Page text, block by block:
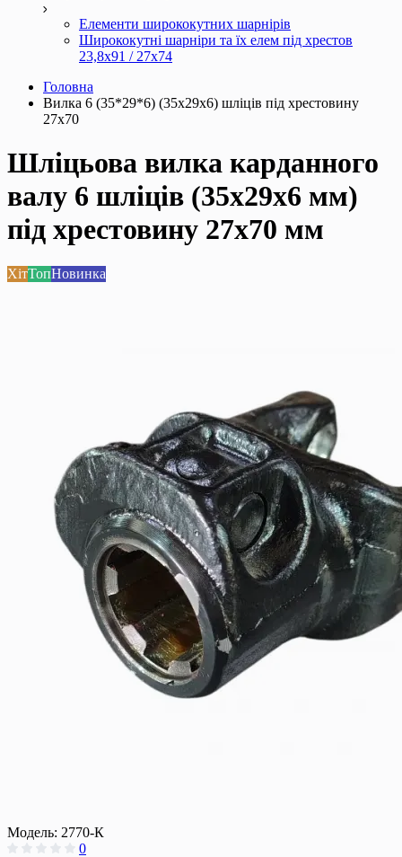
Елементи ширококутних шарнірів
Ширококутні шарніри та їх елем під хрестов
23,8х91 / 27x74
Головна
Вилка 6 (35*29*6) (35х29х6) шліців під хрестовину
27х70
Шліцьова вилка карданного
валу 6 шліців (35x29x6 мм)
під хрестовину 27x70 мм
ХітТопНовинка
Модель: 2770-К
0